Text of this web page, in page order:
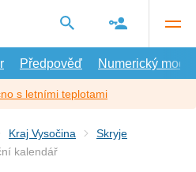
Předpověď Numerický model
s letními teplotami
Kraj Vysočina
Skryje
kalendář